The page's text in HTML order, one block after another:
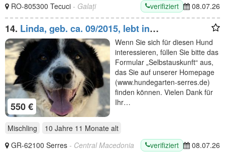
RO-805300 Tecuci - Galați verifiziert 08.07.26
14. Linda, geb. ca. 09/2015, lebt in
GRIECHENLAND, auf einer privaten Pflegestelle
550 €
Wenn Sie sich für diesen Hund
interessieren, füllen Sie bitte das
Formular „Selbstauskunft“ aus,
das Sie auf unserer Homepage
(www.hundegarten-serres.de)
finden können. Vielen Dank für
Ihr…
Mischling 10 Jahre 11 Monate alt
GR-62100 Serres - Central Macedonia verifiziert 08.07.26